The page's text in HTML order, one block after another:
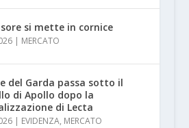
si mette in cornice
| MERCATO
del Garda passa sotto il
di Apollo dopo la
di Lecta
| EVIDENZA, MERCATO